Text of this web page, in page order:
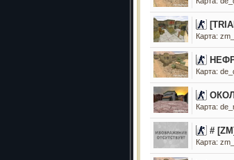
Карта:
Карта:
Карта:
#
Карта: